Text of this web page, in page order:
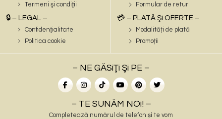
Termeni şi condiţii
🔒 – LEGAL –
Confidenţialitate
Politica cookie
Formular de retur
💳 – PLATĂ Şi OFERTE –
Modalități de plată
Promoții
– NE GĂSiŢi Şi PE –
– TE SUNĂM NOi! –
Completează numărul de telefon și te vom